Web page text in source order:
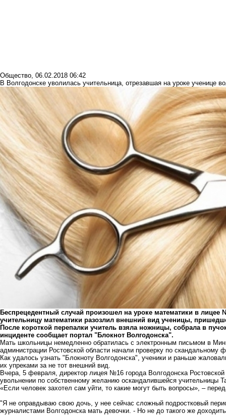
Общество, 06.02.2018 06:42
В Волгодонске уволилась учительница, отрезавшая на уроке ученице
Беспрецедентный случай произошел на уроке математики в лицее
учительницу математики разозлил внешний вид ученицы,
После короткой перепалки учитель взяла ножницы, собрала в
инциденте сообщает портал "Блокнот Волгодонска".
Мать школьницы немедленно обратилась с электронным письмом в
администрации Ростовской области начали проверку по
Как удалось узнать "Блокноту Волгодонска", ученики и раньше
их упреками за не тот внешний вид.
Вчера, 5 февраля, директор лицея №16 города Волгодонска
увольнении по собственному желанию оскандалившейся учительницы
«Если человек захотел сам уйти, то какие могут быть вопросы», –
"Я не оправдываю свою дочь, у нее сейчас сложный подростковый
журналистами Волгодонска мать девочки. - Но не до такого же